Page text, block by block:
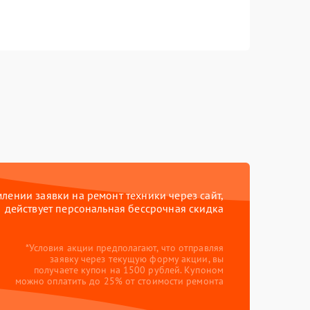
заявки на ремонт техники через сайт,
действует персональная бессрочная скидка
*Условия акции предполагают, что отправляя
заявку через текущую форму акции, вы
получаете купон на 1500 рублей. Купоном
можно оплатить до 25% от стоимости ремонта